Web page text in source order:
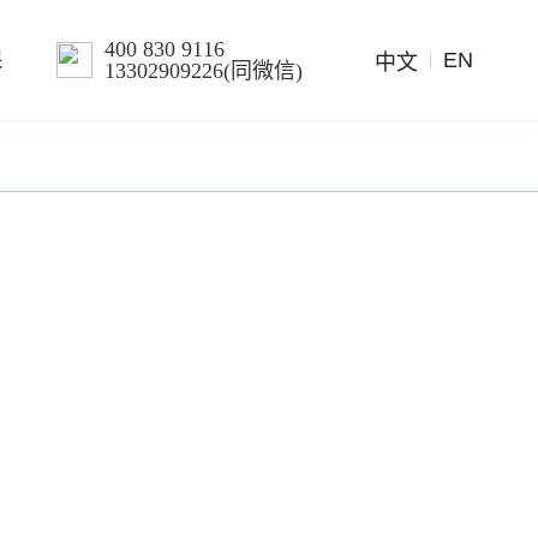
400 830 9116
13302909226(同微信)
中文 EN